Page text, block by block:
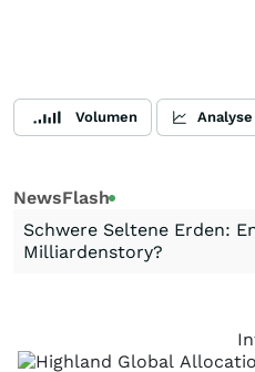
Volumen Analyse
NewsFlash
Schwere Seltene Erden:
Milliardenstory?